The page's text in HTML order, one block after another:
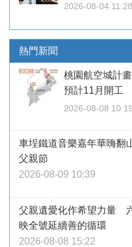
2026-08-04 11:28
熱門新聞
桃園航空城計
預計11月開工
2026-08-08 10:19
車埕鐵道音樂嘉年華嗨
父親節
2026-08-09 10:39
父親遺愛化作希望力量
映全號延續善的循環
2026-08-08 15:22